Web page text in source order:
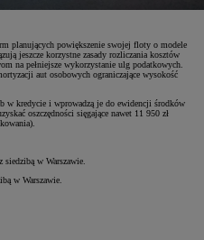
planujących powiększenie swojej floty o modele
jeszcze korzystne zasady rozliczania kosztów
na pełniejsze wykorzystanie ulg podatkowych.
aut osobowych ograniczające wysokość
w kredycie i wprowadzą je do ewidencji środków
oszczędności sięgające nawet 11 950 zł
w Warszawie.
w Warszawie.